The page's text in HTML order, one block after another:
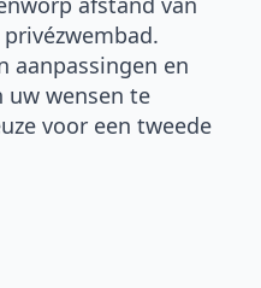
aanpassingen en
uw wensen te
voor een tweede